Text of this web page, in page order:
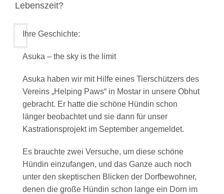
Lebenszeit?
Ihre Geschichte:
Asuka – the sky is the limit
Asuka haben wir mit Hilfe eines Tierschützers des
Vereins „Helping Paws“ in Mostar in unsere Obhut
gebracht. Er hatte die schöne Hündin schon
länger beobachtet und sie dann für unser
Kastrationsprojekt im September angemeldet.
Es brauchte zwei Versuche, um diese schöne
Hündin einzufangen, und das Ganze auch noch
unter den skeptischen Blicken der Dorfbewohner,
denen die große Hündin schon lange ein Dorn im